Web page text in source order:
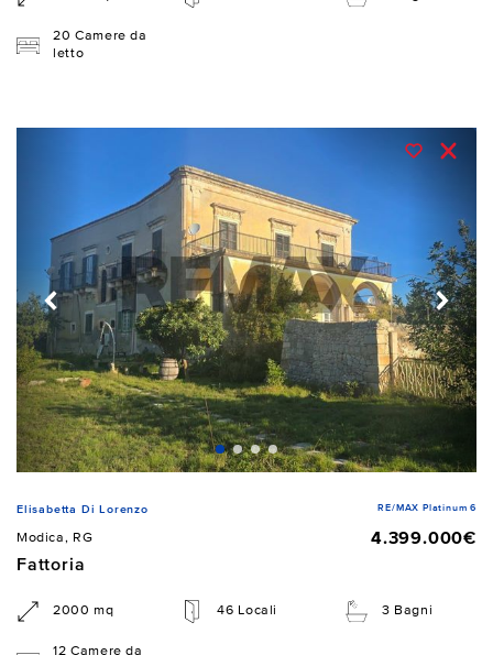
20 Camere da
letto
Elisabetta Di Lorenzo RE/MAX Platinum 6
Modica, RG
4.399.000€
Fattoria
2000 mq 46 Locali 3 Bagni
12 Camere da